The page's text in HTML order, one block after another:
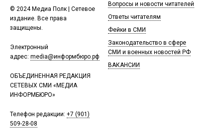
© 2024 Медиа Полк | Сетевое
издание. Все права
защищены.
Электронный
адрес: media@информбюро.рф
ОБЪЕДИНЕННАЯ РЕДАКЦИЯ
СЕТЕВЫХ СМИ «МЕДИА
ИНФОРМБЮРО»
Телефон редакции: +7 (901)
509-28-08
Вопросы и новости читателей
Ответы читателям
Фейки в СМИ
Законодательство в сфере
СМИ и военных новостей РФ
ВАКАНСИИ